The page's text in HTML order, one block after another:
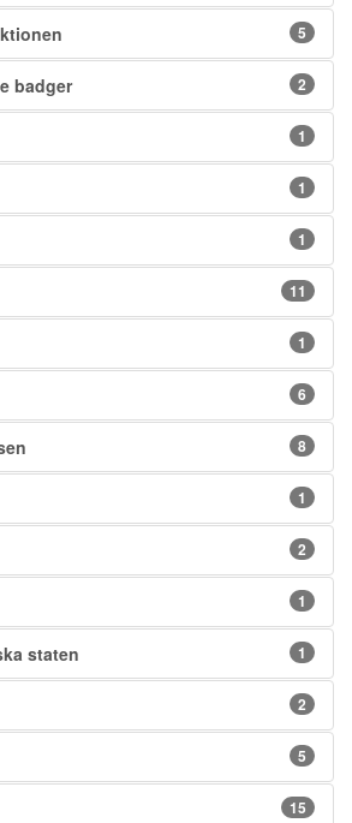
5
badger 2
1
1
1
11
1
6
8
1
2
1
staten 1
2
5
15